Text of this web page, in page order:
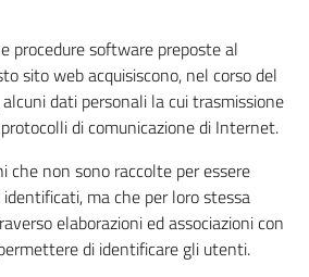
procedure software preposte al
sito web acquisiscono, nel corso del
dati personali la cui trasmissione
di comunicazione di Internet.
che non sono raccolte per essere
ma che per loro stessa
elaborazioni ed associazioni con
di identificare gli utenti.